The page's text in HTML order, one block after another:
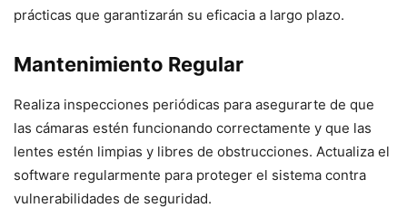
prácticas que garantizarán su eficacia a largo plazo.
Mantenimiento Regular
Realiza inspecciones periódicas para asegurarte de que
las cámaras estén funcionando correctamente y que las
lentes estén limpias y libres de obstrucciones. Actualiza el
software regularmente para proteger el sistema contra
vulnerabilidades de seguridad.